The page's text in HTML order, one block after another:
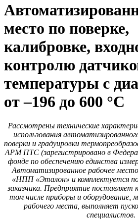
место по поверке,
калибровке,
контролю
температуры с
от –196 до 600 °C
Рассмотрены технические
использования
поверки и градуировки
АРМ ПТС (зарегистрировано в
фонде по обеспечению единства
Автоматизированное рабочее
«НПП «Эталон» и комплектуется
заказчика. Предприятие поставляет
том числе приборы и оборудование,
рабочего места, выполняет
специалистов.